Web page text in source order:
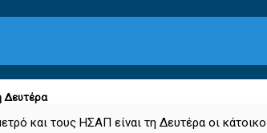
Δευτέρα
και τους ΗΣΑΠ είναι τη Δευτέρα οι